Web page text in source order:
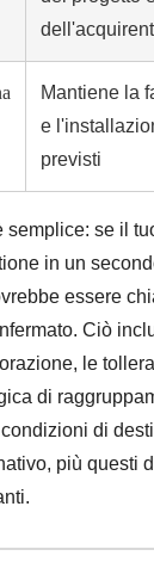
Mantiene la
e
previsti
semplice: se il
in un
essere
Ciò
le
di
di
più questi